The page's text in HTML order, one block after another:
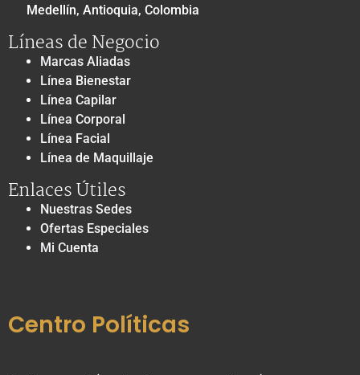
Medellín, Antioquia, Colombia
Líneas de Negocio
Marcas Aliadas
Línea Bienestar
Línea Capilar
Línea Corporal
Línea Facial
Línea de Maquillaje
Enlaces Útiles
Nuestras Sedes
Ofertas Especiales
Mi Cuenta
Centro Políticas